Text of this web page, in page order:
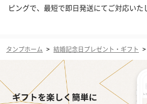
ピングで、最短で即日発送にてご対応いた
タンプホーム > 結婚記念日プレゼント・ギフト >